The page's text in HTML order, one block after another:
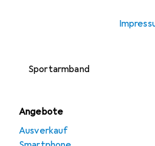
Sportarmband
Angebote
Ausverkauf